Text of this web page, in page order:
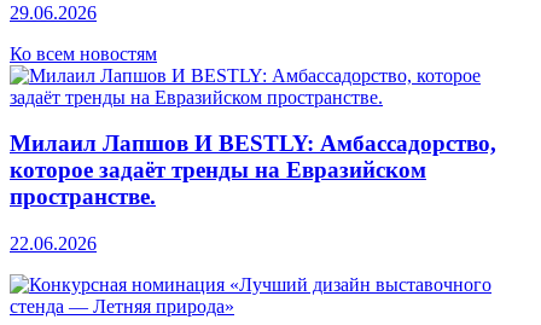
29.06.2026
Ко всем новостям
Милаил Лапшов И BESTLY: Амбассадорство,
которое задаёт тренды на Евразийском
пространстве.
22.06.2026